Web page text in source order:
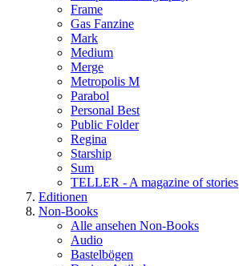
Frame
Gas Fanzine
Mark
Medium
Merge
Metropolis M
Parabol
Personal Best
Public Folder
Regina
Starship
Sum
TELLER - A magazine of stories
Editionen
Non-Books
Alle ansehen Non-Books
Audio
Bastelbögen